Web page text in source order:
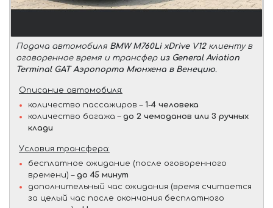
Подача автомобиля BMW M760Li xDrive V12клиенту в
оговоренное время и трансфер из General Aviation
Terminal GAT Аэропорта Мюнхена в Венецию.
Описание автомобиля:
количество пассажиров – 1-4 человека
количество багажа – до 2 чемоданов или 3 ручных
клади
Условия трансфера:
бесплатное ожидание (после оговоренного
времени) – до 45 минут
дополнительный час ожидания (время считается
за целый час после окончания бесплатного